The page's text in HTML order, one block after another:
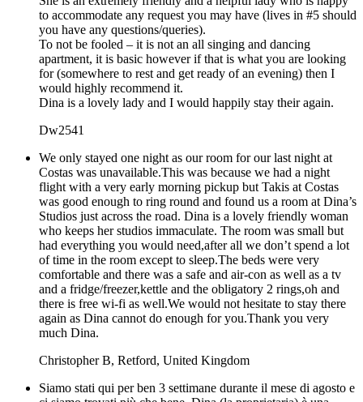
to accommodate any request you may have (lives in #5 should
you have any questions/queries).
To not be fooled – it is not an all singing and dancing
apartment, it is basic however if that is what you are looking
for (somewhere to rest and get ready of an evening) then I
would highly recommend it.
Dina is a lovely lady and I would happily stay their again.
Dw2541
We only stayed one night as our room for our last night at
Costas was unavailable.This was because we had a night
flight with a very early morning pickup but Takis at Costas
was good enough to ring round and found us a room at Dina’s
Studios just across the road. Dina is a lovely friendly woman
who keeps her studios immaculate. The room was small but
had everything you would need,after all we don’t spend a lot
of time in the room except to sleep.The beds were very
comfortable and there was a safe and air-con as well as a tv
and a fridge/freezer,kettle and the obligatory 2 rings,oh and
there is free wi-fi as well.We would not hesitate to stay there
again as Dina cannot do enough for you.Thank you very
much Dina.
Christopher B, Retford, United Kingdom
Siamo stati qui per ben 3 settimane durante il mese di agosto e